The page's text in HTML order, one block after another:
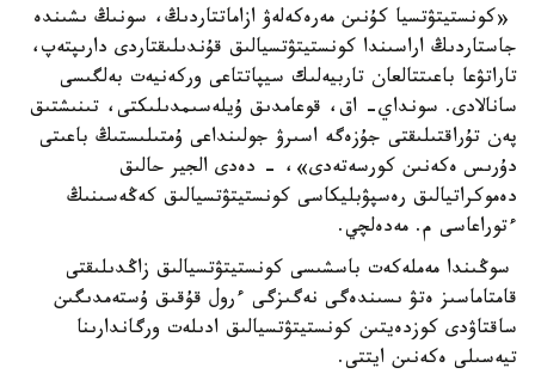
«كونستيتۋتسيا كۇنىن مەرەكەلەۋ ازاماتتاردىڭ، سونىڭ ىشىندە
جاستاردىڭ اراسىندا كونستيتۋتسيالىق قۇندىلىقتاردى دارىپتەپ،
تاراتۋعا باعىتتالعان تاربيەلىك سيپاتتاعى وركەنيەت بەلگىسى
سانالادى. سونداي- اق، قوعامدىق ۇيلەسىمدىلىكتى، تىنىشتىق
پەن تۇراقتىلىقتى جۇزەگە اسىرۋ جولىنداعى ۇمتىلىستىڭ باعىتى
دۇرىس ەكەنىن كورسەتەدى»، - دەدى الجير حالىق
دەموكراتيالىق رەسپۋبليكاسى كونستيتۋتسيالىق كەڭەسىنىڭ
ءتوراعاسى م. مەدەلچي.
سوڭىندا مەملەكەت باسشىسى كونستيتۋتسيالىق زاڭدىلىقتى
قامتاماسىز ەتۋ ىسىندەگى نەگىزگى ءرول قۇقىق ۇستەمدىگىن
ساقتاۋدى كوزدەيتىن كونستيتۋتسيالىق ادىلەت ورگاندارىنا
تيەسىلى ەكەنىن ايتتى.